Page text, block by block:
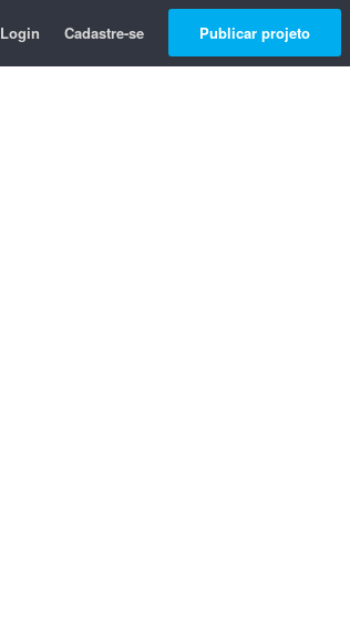
Login Cadastre-se Publicar projeto